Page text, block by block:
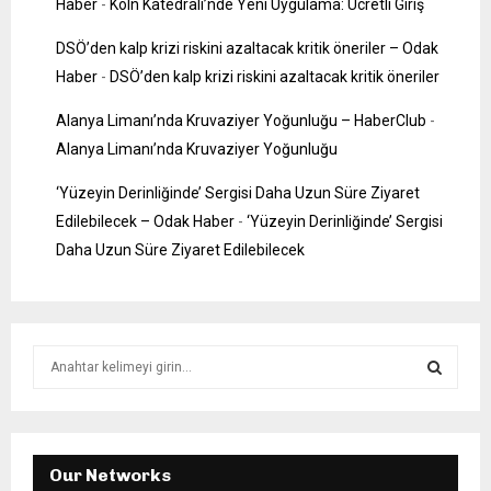
Haber - Köln Katedrali’nde Yeni Uygulama: Ücretli Giriş
DSÖ’den kalp krizi riskini azaltacak kritik öneriler – Odak
Haber - DSÖ’den kalp krizi riskini azaltacak kritik öneriler
Alanya Limanı’nda Kruvaziyer Yoğunluğu – HaberClub -
Alanya Limanı’nda Kruvaziyer Yoğunluğu
‘Yüzeyin Derinliğinde’ Sergisi Daha Uzun Süre Ziyaret
Edilebilecek – Odak Haber - ‘Yüzeyin Derinliğinde’ Sergisi
Daha Uzun Süre Ziyaret Edilebilecek
E
Our Networks